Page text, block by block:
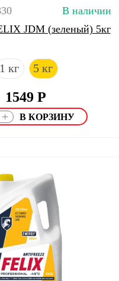
В наличии
JDM (зеленый) 5кг
1 кг 5 кг
1549Р
+